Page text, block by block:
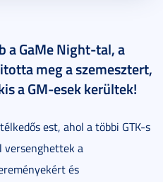
a GaMe Night-tal, a
meg a szemesztert,
a GM-esek kerültek!
est, ahol a többi GTK-s
versenghettek a
és